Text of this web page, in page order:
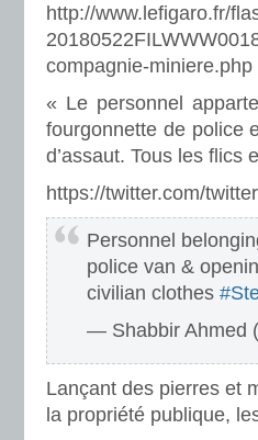
http://www.lefigaro.fr/
compagnie-miniere.php
« Le personnel
fourgonnette de police
d’assaut. Tous les flics
https://twitter.com/
Personnel
police van &
civilian clothes
— Shabbir Ahmed
Lançant des pierres et
la propriété publique,